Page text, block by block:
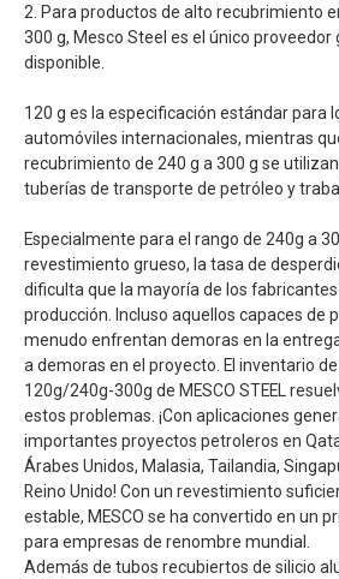
2. Para productos de alto recubrimiento
300 g, Mesco Steel es el único proveedor
disponible.
120 g es la especificación estándar para
automóviles internacionales, mientras
recubrimiento de 240 g a 300 g se
tuberías de transporte de petróleo y
Especialmente para el rango de 240g a
revestimiento grueso, la tasa de
dificulta que la mayoría de los
producción. Incluso aquellos capaces de
menudo enfrentan demoras en la
a demoras en el proyecto. El inventario
120g/240g-300g de MESCO STEEL
estos problemas. ¡Con aplicaciones
importantes proyectos petroleros en
Árabes Unidos, Malasia, Tailandia,
Reino Unido! Con un revestimiento
estable, MESCO se ha convertido en un
para empresas de renombre mundial.
Además de tubos recubiertos de silicio